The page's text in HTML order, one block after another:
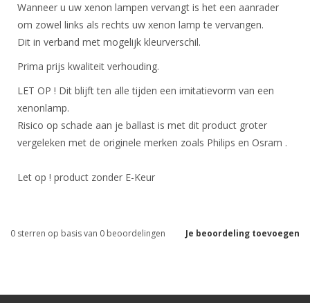
Wanneer u uw xenon lampen vervangt is het een aanrader
om zowel links als rechts uw xenon lamp te vervangen.
Dit in verband met mogelijk kleurverschil.
Prima prijs kwaliteit verhouding.
LET OP ! Dit blijft ten alle tijden een imitatievorm van een
xenonlamp.
Risico op schade aan je ballast is met dit product groter
vergeleken met de originele merken zoals Philips en Osram .
Let op ! product zonder E-Keur
Je beoordeling toevoegen
0 sterren op basis van 0 beoordelingen